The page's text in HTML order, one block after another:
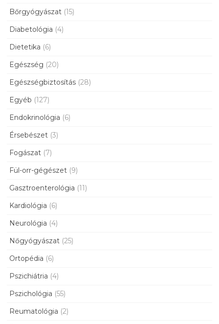
Bőrgyógyászat (15)
Diabetológia (4)
Dietetika (6)
Egészség (20)
Egészségbiztosítás (28)
Egyéb (127)
Endokrinológia (6)
Érsebészet (3)
Fogászat (7)
Fül-orr-gégészet (9)
Gasztroenterológia (11)
Kardiológia (6)
Neurológia (4)
Nőgyógyászat (25)
Ortopédia (6)
Pszichiátria (4)
Pszichológia (55)
Reumatológia (2)